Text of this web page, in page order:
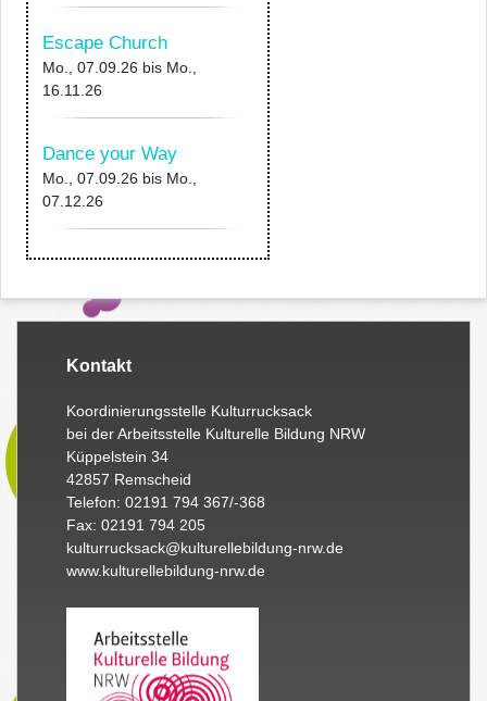
Escape Church
Mo., 07.09.26 bis Mo.,
16.11.26
Dance your Way
Mo., 07.09.26 bis Mo.,
07.12.26
Kontakt
Koordinierungsstelle Kulturrucksack
bei der Arbeitsstelle Kulturelle Bildung NRW
Küppelstein 34
42857 Remscheid
Telefon: 02191 794 367/-368
Fax: 02191 794 205
kulturrucksack@kulturellebildung-nrw.de
www.kulturellebildung-nrw.de